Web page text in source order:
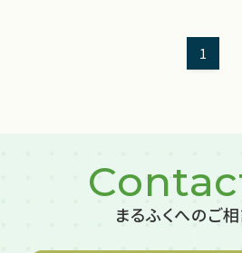
1
まるふくへのご